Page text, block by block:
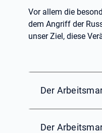
Vor allem die
dem Angriff der
unser Ziel, diese
Der
Der